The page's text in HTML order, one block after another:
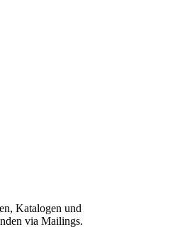
Katalogen und
via Mailings.